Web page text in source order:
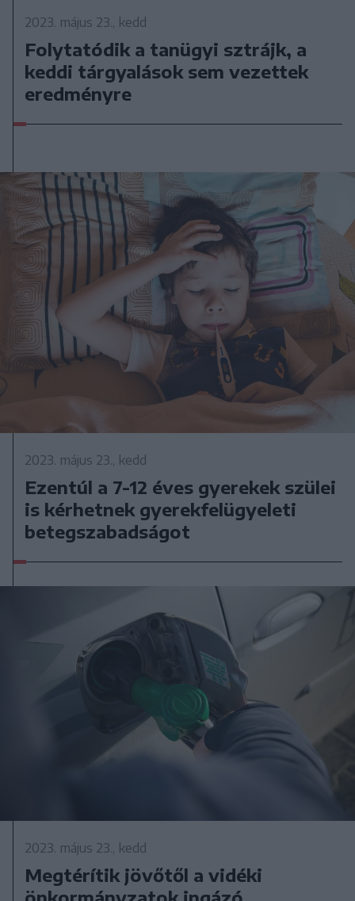
2023. május 23., kedd
Folytatódik a tanügyi sztrájk, a
keddi tárgyalások sem vezettek
eredményre
2023. május 23., kedd
Ezentúl a 7-12 éves gyerekek szülei
is kérhetnek gyerekfelügyeleti
betegszabadságot
2023. május 23., kedd
Megtérítik jövőtől a vidéki